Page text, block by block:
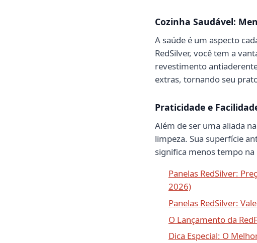
Cozinha Saudável:
A saúde é um aspecto
RedSilver, você tem a
revestimento
extras, tornando seu
Praticidade e
Além de ser uma aliada
limpeza. Sua superfície
significa menos tempo
Panelas RedSilver:
2026)
Panelas RedSilver:
O Lançamento da
Dica Especial: O